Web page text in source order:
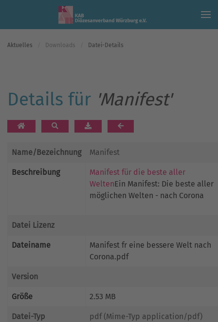
Skip to main content
Aktuelles Downloads Datei-Details
Details für 'Manifest'
Name/Bezeichnung Manifest
Beschreibung
Manifest für die beste aller
WeltenEin Manifest: Die beste aller
möglichen Welten - nach Corona
Datei Lizenz
Dateiname
Manifest fr eine bessere Welt nach
Corona.pdf
Version
Größe 2.53 MB
Datei-Typ pdf (Mime-Typ application/pdf)